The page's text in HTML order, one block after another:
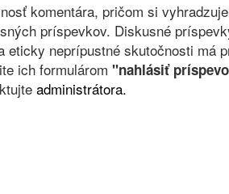
komentára, pričom si
príspevkov. Diskusné
eticky neprípustné skutočnosti má
ich formulárom "nahlásiť
administrátora.